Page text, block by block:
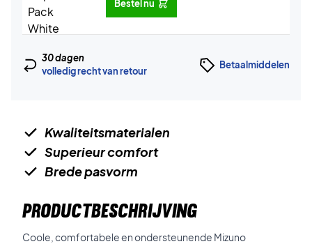
Bestel nu
30 dagen
volledig recht van retour
Betaalmiddelen
Kwaliteitsmaterialen
Superieur comfort
Brede pasvorm
PRODUCTBESCHRIJVING
Coole, comfortabele en ondersteunende Mizuno